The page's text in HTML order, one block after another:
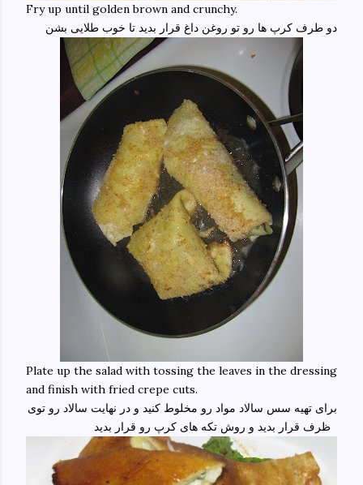
Fry up until golden brown and crunchy.
دو طرف کرپ ها رو تو روغن داغ قرار بدید تا خوب طلایی بشن
Plate up the salad with tossing the leaves in the dressing
and finish with fried crepe cuts.
برای تهیه سس سالاد مواد رو مخلوط کنید و در نهایت سالاد رو توی